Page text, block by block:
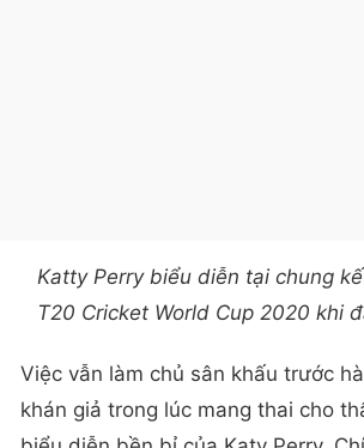
Katty Perry biểu diễn tại chung
Việc vẫn làm chủ sân khấu trước
khán giả trong lúc mang thai cho